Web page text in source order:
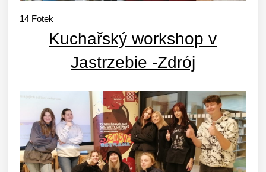
14 Fotek
Kuchařský workshop v
Jastrzebie -Zdrój